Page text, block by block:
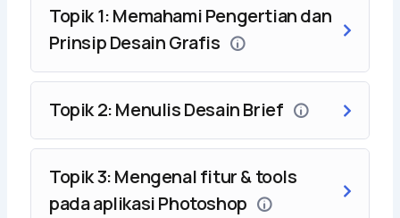
Urutan Pembelajaran
Sesi 1: Menerapkan prinsip-prinsip desain grafis.
Sesi 2: Menyusun desian brief
Sesi 3: Mengoperasikan aplikasi desian grafis
photoshop
Topik 1: Memahami Pengertian dan
Prinsip Desain Grafis
Topik 2: Menulis Desain Brief
Topik 3: Mengenal fitur & tools
pada aplikasi Photoshop